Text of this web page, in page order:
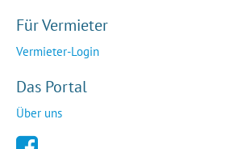
Für Vermieter
Vermieter-Login
Das Portal
Über uns